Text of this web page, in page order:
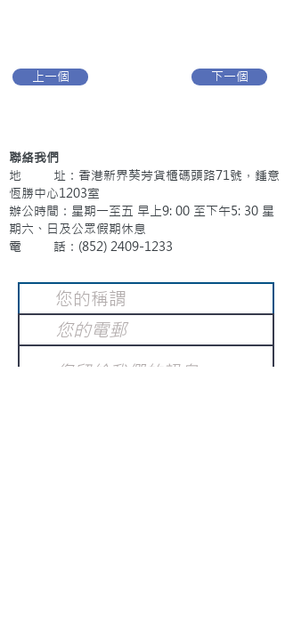
上一個 下一個
聯絡我們
地 址：香港新界葵芳貨櫃碼頭路71號，鍾意
恆勝中心1203室
辦公時間：星期一至五 早上9: 00 至下午5: 30 星
期六、日及公眾假期休息
電 話：(852) 2409-1233